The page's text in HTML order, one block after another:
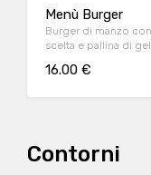
Menù Burger
Burger di manzo
scelta e pallina di
16.00 €
Contorni